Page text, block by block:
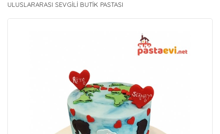
ULUSLARARASI SEVGILI BUTIK PASTASI